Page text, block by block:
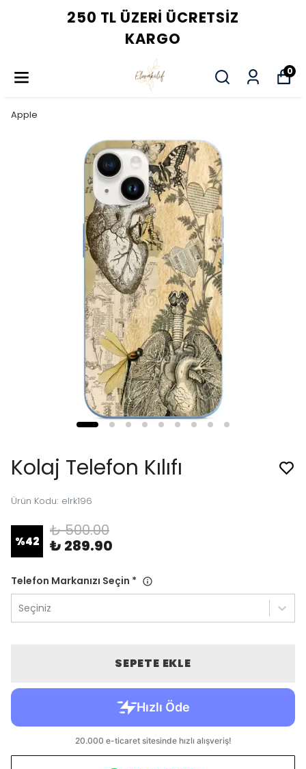
250 TL ÜZERI ÜCRETSIZ
KARGO
0
Apple
Kolaj Telefon Kılıfı
Ürün Kodu: elrk196
%42
₺ 500.00
₺ 289.90
Telefon Markanızı Seçin *
Seçiniz
SEPETE EKLE